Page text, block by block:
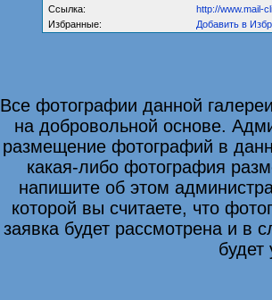
Ссылка:
http://www.mail-
Избранные:
Добавить в
Все фотографии данной
на добровольной основе.
размещение фотографий в
какая-либо фотография
напишите об этом
которой вы считаете, что
заявка будет рассмотрена и в
будет